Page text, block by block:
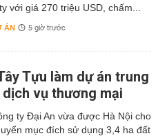
với giá 270 triệu USD, chấm...
ÁN 5 giờ trước
Tựu làm dự án trung
vụ thương mại
ty Đại An vừa được Hà Nội cho
mục đích sử dụng 3,4 ha đất